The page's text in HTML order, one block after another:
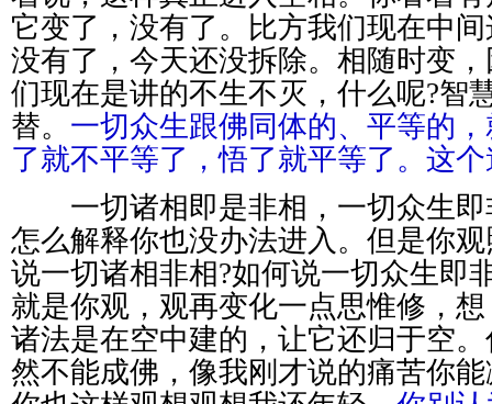
它变了，没有了。比方我们现在中
没有了，今天还没拆除。相随时变
们现在是讲的不生不灭，什么呢?智
替。 一切众生跟佛同体的、平等的
了就不平等了，悟了就平等了。这
一切诸相即是非相，一切众生即
怎么解释你也没办法进入。但是你
说一切诸相非相?如何说一切众生即
就是你观，观再变化一点思惟修，
诸法是在空中建的，让它还归于空
然不能成佛，像我刚才说的痛苦你